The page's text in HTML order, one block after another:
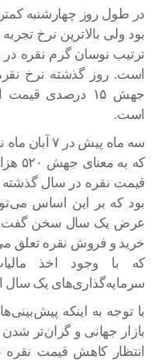
جهش ۱۵ درصدی
است.
که
عرض یک سال سخن گفت. با
خرید و فروش نقره تعلق
که با وجود اخذ
سرمایه‌گذاری‌های یک
با توجه به اینکه
بازار جهانی و گران‌تر شدن
انتظار کاهش قیمت نقره